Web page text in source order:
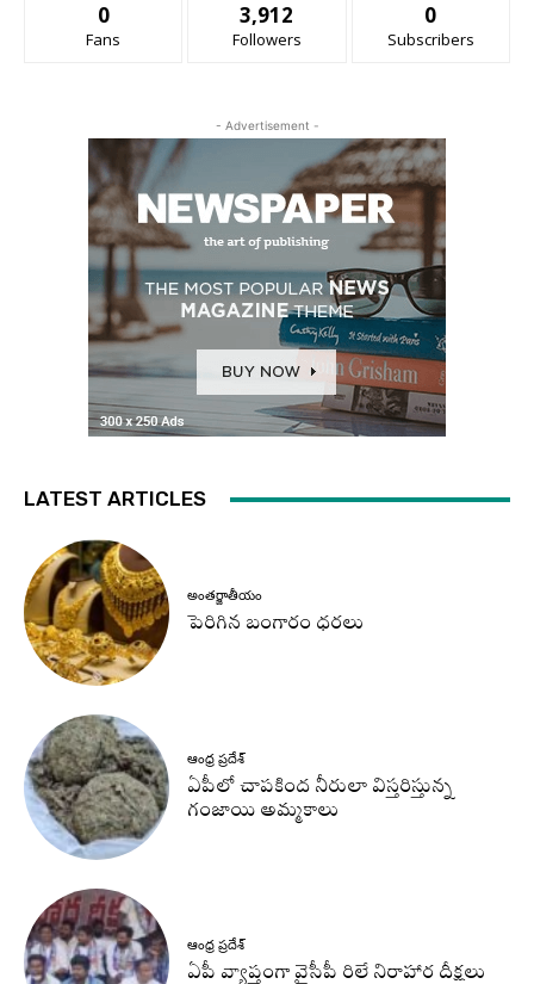
0
Fans
3,912
Followers
0
Subscribers
- Advertisement -
LATEST ARTICLES
అంతర్జాతీయం
పెరిగిన బంగారం ధరలు
ఆంధ్ర ప్రదేశ్
ఏపీలో చాపకింద నీరులా విస్తరిస్తున్న
గంజాయి అమ్మకాలు
ఆంధ్ర ప్రదేశ్
ఏపీ వ్యాప్తంగా వైసీపీ రిలే నిరాహార దీక్షలు